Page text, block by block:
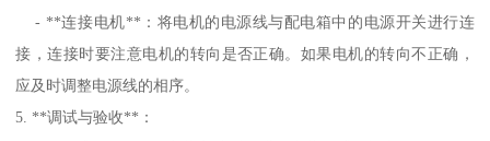
- **连接电机**：将电机的电源线与配电箱中的电源开关进行连
接，连接时要注意电机的转向是否正确。如果电机的转向不正确，
应及时调整电源线的相序。
5. **调试与验收**：